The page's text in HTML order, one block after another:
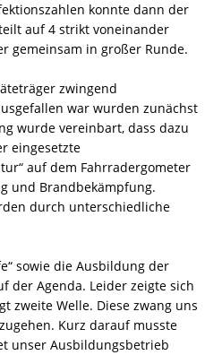
konnte dann der
auf 4 strikt voneinander
gemeinsam in großer Runde.
zwingend
war wurden zunächst
wurde vereinbart, dass dazu
eingesetzte
auf dem Fahrradergometer
und Brandbekämpfung.
durch unterschiedliche
sowie die Ausbildung der
der Agenda. Leider zeigte sich
zweite Welle. Diese zwang uns
Kurz darauf musste
unser Ausbildungsbetrieb